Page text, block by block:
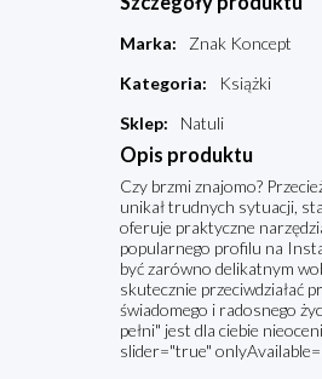
Marka:
Znak Koncept
Kategoria:
Książki
Sklep: Natuli
Opis produktu
Czy brzmi znajomo?
unikał trudnych sytuacji,
oferuje praktyczne
popularnego profilu na
być zarówno delikatnym
skutecznie przeciwdziałać
świadomego i radosnego
pełni" jest dla ciebie
slider="true"